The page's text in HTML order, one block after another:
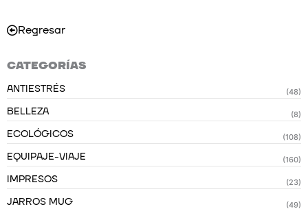
Regresar
CATEGORÍAS
ANTIESTRÉS (48)
BELLEZA (8)
ECOLÓGICOS (108)
EQUIPAJE-VIAJE (160)
IMPRESOS (23)
JARROS MUG (49)